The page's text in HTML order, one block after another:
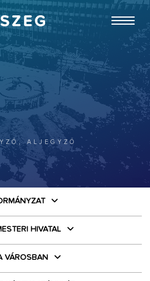
ugrás a fő tartalomhoz
ALJEGYZŐ
HIVATAL
VÁROSBAN